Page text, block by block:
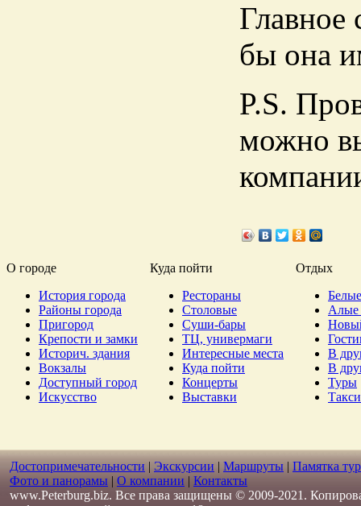
Главное
бы она
P.S.
можно
О городе Куда пойти
Отдых
История города
Районы города
Пригород
Крепости и замки
Историч. здания
Вокзалы
Доступный город
Искусство
Рестораны
Столовые
Суши-бары
ТЦ, универмаги
Интересные места
Куда пойти
Концерты
Выставки
Алые
В
В
Туры
Такси
Достопримечательности | Экскурсии | Маршруты | Памятка
Фото и панорамы | О компании | Контакты
www.Peterburg.biz. Все права защищены © 2009-2021.